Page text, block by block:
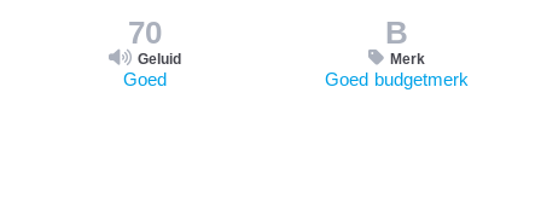
70
Geluid
Goed
B
Merk
Goed budgetmerk